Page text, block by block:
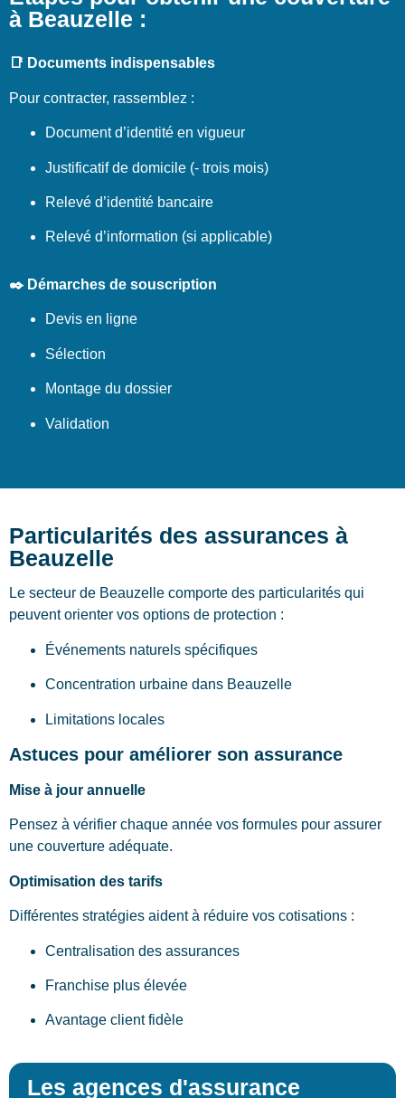
à Beauzelle :
📑 Documents indispensables
Pour contracter, rassemblez :
Document d’identité en vigueur
Justificatif de domicile (- trois mois)
Relevé d’identité bancaire
Relevé d’information (si applicable)
✒️ Démarches de souscription
Devis en ligne
Sélection
Montage du dossier
Validation
Particularités des assurances à
Beauzelle
Le secteur de Beauzelle comporte des particularités qui
peuvent orienter vos options de protection :
Événements naturels spécifiques
Concentration urbaine dans Beauzelle
Limitations locales
Astuces pour améliorer son assurance
Mise à jour annuelle
Pensez à vérifier chaque année vos formules pour assurer
une couverture adéquate.
Optimisation des tarifs
Différentes stratégies aident à réduire vos cotisations :
Centralisation des assurances
Franchise plus élevée
Avantage client fidèle
Les agences d'assurance